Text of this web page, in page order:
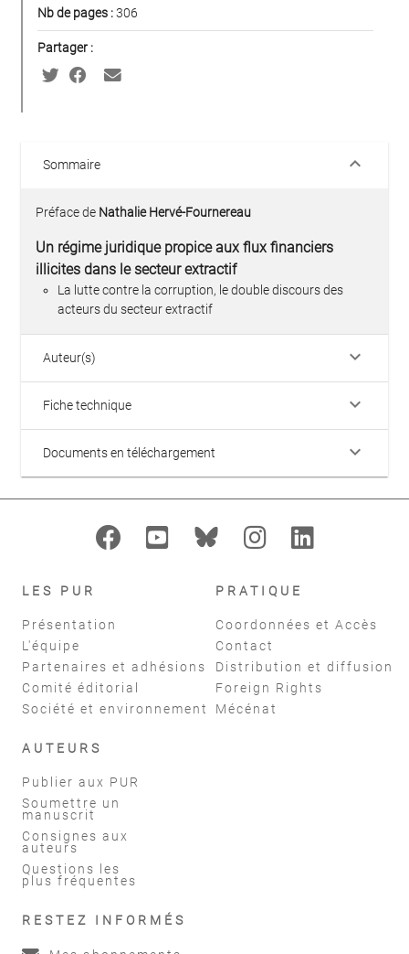
Nb de pages :306
Partager :
Sommaire keyboard_arrow_down
Préface de Nathalie Hervé-Fournereau
Un régime juridique propice aux flux financiers
illicites dans le secteur extractif
La lutte contre la corruption, le double discours des
acteurs du secteur extractif
Auteur(s) keyboard_arrow_down
Fiche technique keyboard_arrow_down
Documents en téléchargement keyboard_arrow_down
LES PUR
Présentation
L'équipe
Partenaires et adhésions
Comité éditorial
Société et environnement
PRATIQUE
Coordonnées et Accès
Contact
Distribution et diffusion
Foreign Rights
Mécénat
AUTEURS
Publier aux PUR
Soumettre un
manuscrit
Consignes aux
auteurs
Questions les
plus fréquentes
RESTEZ INFORMÉS